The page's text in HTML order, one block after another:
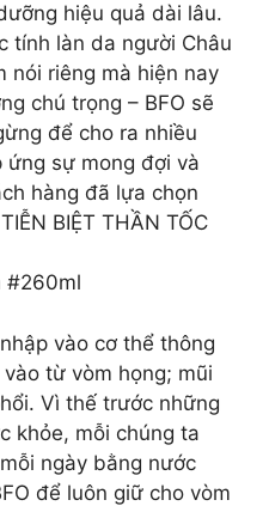
hiệu quả dài lâu.
tính làn da người Châu
nói riêng mà hiện nay
chú trọng – BFO sẽ
để cho ra nhiều
ứng sự mong đợi và
hàng đã lựa chọn
BIỆT THẦN TỐC
#260ml
vào cơ thể thông
từ vòm họng; mũi
Vì thế trước những
khỏe, mỗi chúng ta
ngày bằng nước
để luôn giữ cho vòm